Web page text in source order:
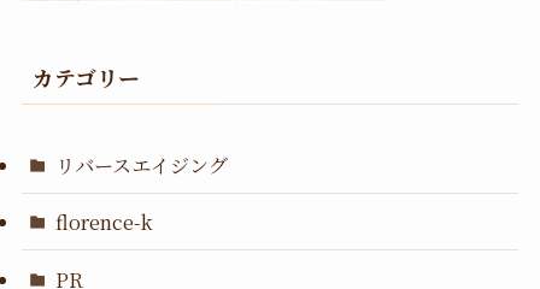
カテゴリー
リバースエイジング
florence-k
PR